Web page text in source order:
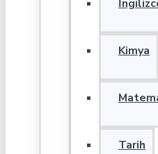
Kimya
Tarih